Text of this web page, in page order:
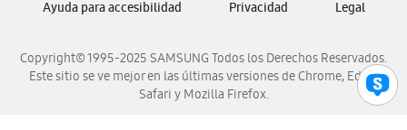
Copyright© 1995-2025 SAMSUNG Todos los Derechos Reservados.
Este sitio se ve mejor en las últimas versiones de Chrome, Edge,
Safari y Mozilla Firefox.
Ayuda para accesibilidad Privacidad Legal